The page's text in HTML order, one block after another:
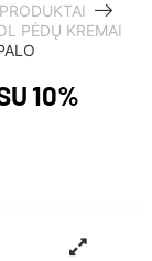
PĖDŲ KREMAI
10%